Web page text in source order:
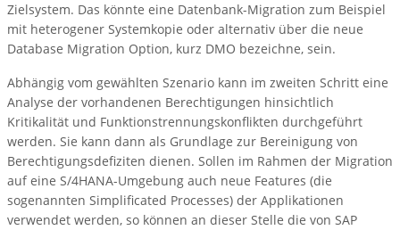
Zielsystem. Das könnte eine Datenbank-Migration zum Beispiel
mit heterogener Systemkopie oder alternativ über die neue
Database Migration Option, kurz DMO bezeichne, sein.
Abhängig vom gewählten Szenario kann im zweiten Schritt eine
Analyse der vorhandenen Berechtigungen hinsichtlich
Kritikalität und Funktionstrennungskonflikten durchgeführt
werden. Sie kann dann als Grundlage zur Bereinigung von
Berechtigungsdefiziten dienen. Sollen im Rahmen der Migration
auf eine S/4HANA-Umgebung auch neue Features (die
sogenannten Simplificated Processes) der Applikationen
verwendet werden, so können an dieser Stelle die von SAP